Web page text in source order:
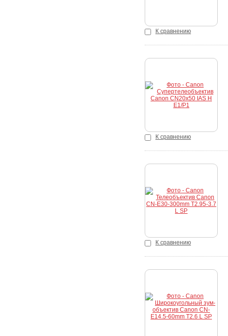
К сравнению
К сравнению
К сравнению